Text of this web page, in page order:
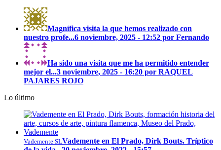
Magnífica visita la que hemos realizado con
nuestro profe...6 noviembre, 2025 - 12:52 por Fernando
Ha sido una visita que me ha permitido entender
mejor el...3 noviembre, 2025 - 16:20 por RAQUEL
PAJARES ROJO
Lo último
Vademente SLVademente en El Prado, Dirk Bouts. Tríptico